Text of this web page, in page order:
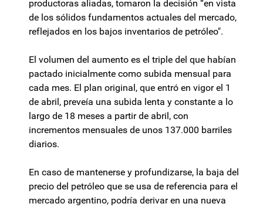
productoras aliadas, tomaron la decisión “en vista
de los sólidos fundamentos actuales del mercado,
reflejados en los bajos inventarios de petróleo".
El volumen del aumento es el triple del que habían
pactado inicialmente como subida mensual para
cada mes. El plan original, que entró en vigor el 1
de abril, preveía una subida lenta y constante a lo
largo de 18 meses a partir de abril, con
incrementos mensuales de unos 137.000 barriles
diarios.
En caso de mantenerse y profundizarse, la baja del
precio del petróleo que se usa de referencia para el
mercado argentino, podría derivar en una nueva